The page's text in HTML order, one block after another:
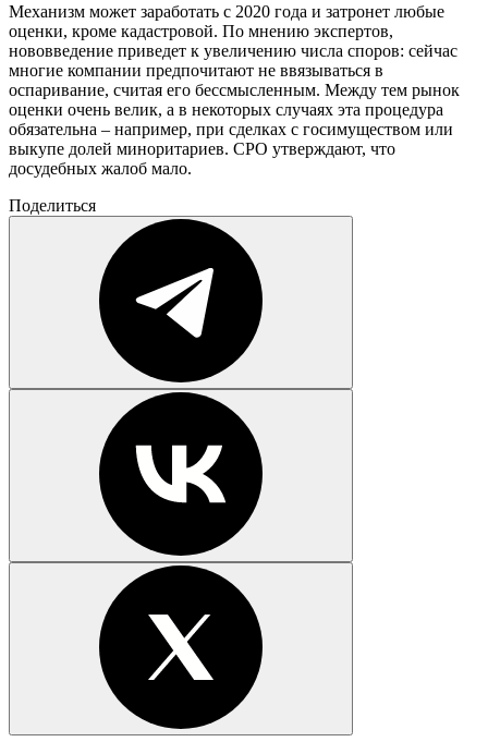
Механизм может заработать с 2020 года и затронет любые
оценки, кроме кадастровой. По мнению экспертов,
нововведение приведет к увеличению числа споров: сейчас
многие компании предпочитают не ввязываться в
оспаривание, считая его бессмысленным. Между тем рынок
оценки очень велик, а в некоторых случаях эта процедура
обязательна – например, при сделках с госимуществом или
выкупе долей миноритариев. СРО утверждают, что
досудебных жалоб мало.
Поделиться